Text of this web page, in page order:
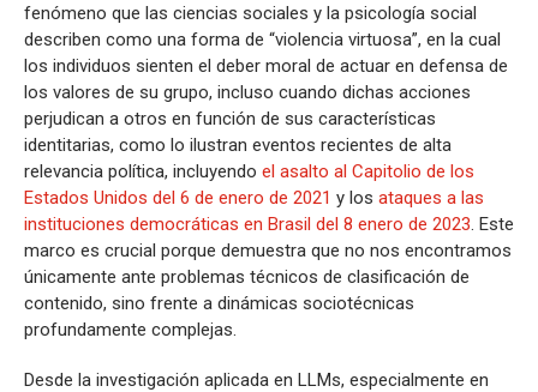
fenómeno que las ciencias sociales y la psicología social
describen como una forma de “violencia virtuosa”, en la cual
los individuos sienten el deber moral de actuar en defensa de
los valores de su grupo, incluso cuando dichas acciones
perjudican a otros en función de sus características
identitarias, como lo ilustran eventos recientes de alta
relevancia política, incluyendo el asalto al Capitolio de los
Estados Unidos del 6 de enero de 2021 y los ataques a las
instituciones democráticas en Brasil del 8 enero de 2023. Este
marco es crucial porque demuestra que no nos encontramos
únicamente ante problemas técnicos de clasificación de
contenido, sino frente a dinámicas sociotécnicas
profundamente complejas.
Desde la investigación aplicada en LLMs, especialmente en